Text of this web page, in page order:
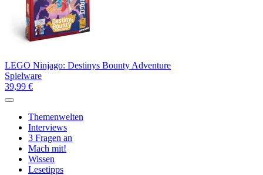
LEGO Ninjago: Destinys Bounty Adventure
Spielware
39,99 €
Themenwelten
Interviews
3 Fragen an
Mach mit!
Wissen
Lesetipps